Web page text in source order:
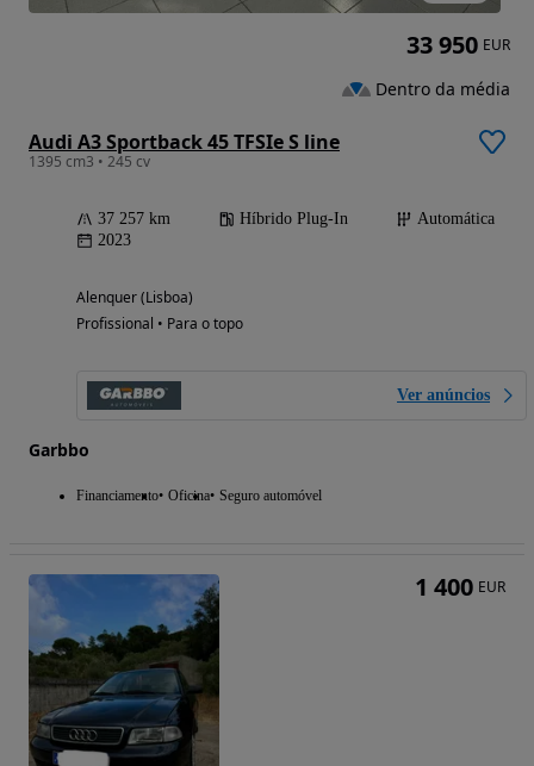
Audi A3 Sportback 45 TFSIe S line
1395 cm3 • 245 cv
37 257 km Híbrido Plug-In
Automática
2023
Alenquer (Lisboa)
Profissional • Para o topo
Ver anúncios
Garbbo
Financiamento Oficina Seguro automóvel
33 950 EUR
Dentro da média
1 400 EUR